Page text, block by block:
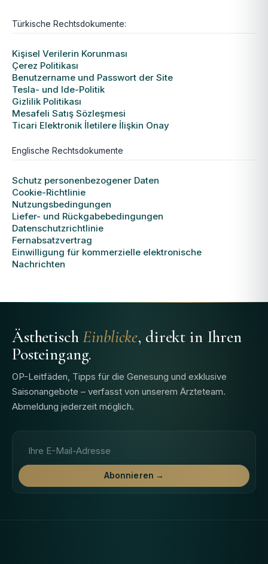
Türkische Rechtsdokumente:
Kişisel Verilerin Korunması
Çerez Politikası
Benutzername und Passwort der Site
Tesla- und Ide-Politik
Gizlilik Politikası
Mesafeli Satış Sözleşmesi
Ticari Elektronik İletilere İlişkin Onay
Englische Rechtsdokumente
Schutz personenbezogener Daten
Cookie-Richtlinie
Nutzungsbedingungen
Liefer- und Rückgabebedingungen
Datenschutzrichtlinie
Fernabsatzvertrag
Einwilligung für kommerzielle elektronische
Nachrichten
ÄsthetischEinblicke, direkt in Ihren
Posteingang.
OP-Leitfäden, Tipps für die Genesung und exklusive
Saisonangebote – verfasst von unserem Ärzteteam.
Abmeldung jederzeit möglich.
Abonnieren →